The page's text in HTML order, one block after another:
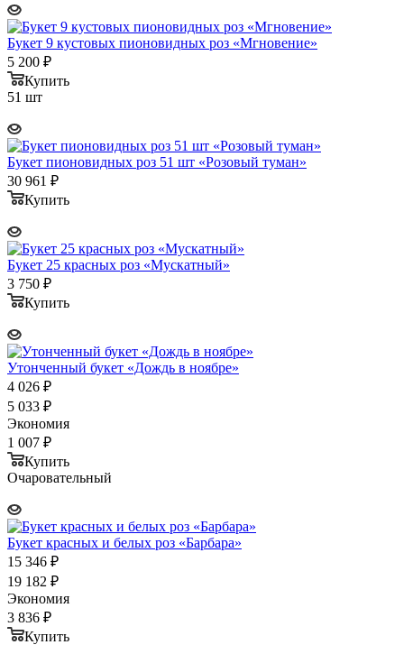
Букет 9 кустовых пионовидных роз «Мгновение»
5 200 ₽
Купить
51 шт
Букет пионовидных роз 51 шт «Розовый туман»
30 961 ₽
Купить
Букет 25 красных роз «Мускатный»
3 750 ₽
Купить
Утонченный букет «Дождь в ноябре»
4 026 ₽
5 033 ₽
Экономия
1 007 ₽
Купить
Очаровательный
Букет красных и белых роз «Барбара»
15 346 ₽
19 182 ₽
Экономия
3 836 ₽
Купить